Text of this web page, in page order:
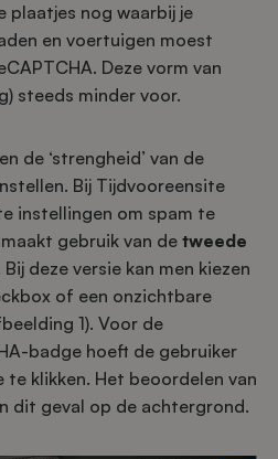
plaatjes nog waarbij je
en voertuigen moest
Deze vorm van
steeds minder voor.
de ‘strengheid’ van de
Bij Tijdvooreensite
instellingen om spam te
maakt gebruik van de tweede
Bij deze versie kan men kiezen
of een onzichtbare
1). Voor de
badge hoeft de gebruiker
te klikken. Het beoordelen van
dit geval op de achtergrond.